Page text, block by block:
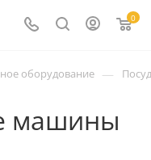
0
оборудование —
машины